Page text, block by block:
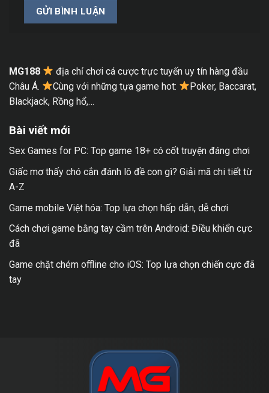
MG188
địa chỉ chơi cá cược trực tuyến uy tín hàng đầu
Châu Á.
Cùng với những tựa game hot:
Poker, Baccarat,
Blackjack, Rồng hổ,…
Bài viết mới
Sex Games for PC: Top game 18+ có cốt truyện đáng chơi
Giấc mơ thấy chó cắn đánh lô đề con gì? Giải mã chi tiết từ
A-Z
Game mobile Việt hóa: Top lựa chọn hấp dẫn, dễ chơi
Cách chơi game bằng tay cầm trên Android: Điều khiển cực
đã
Game chặt chém offline cho iOS: Top lựa chọn chiến cực đã
tay